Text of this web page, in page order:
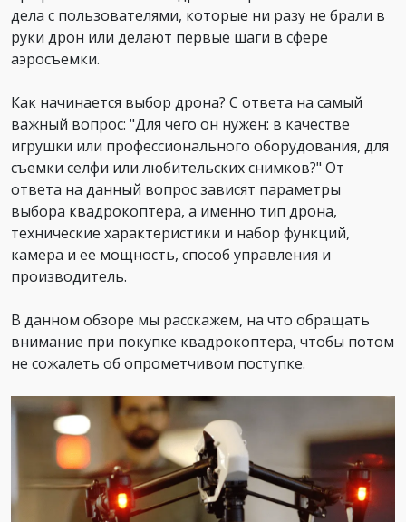
дела с пользователями, которые ни разу не брали в
руки дрон или делают первые шаги в сфере
аэросъемки.
Как начинается выбор дрона? С ответа на самый
важный вопрос: "Для чего он нужен: в качестве
игрушки или профессионального оборудования, для
съемки селфи или любительских снимков?" От
ответа на данный вопрос зависят параметры
выбора квадрокоптера, а именно тип дрона,
технические характеристики и набор функций,
камера и ее мощность, способ управления и
производитель.
В данном обзоре мы расскажем, на что обращать
внимание при покупке квадрокоптера, чтобы потом
не сожалеть об опрометчивом поступке.